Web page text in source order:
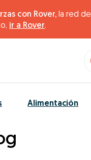
con Rover, la red
ir a Rover.
Alimentación